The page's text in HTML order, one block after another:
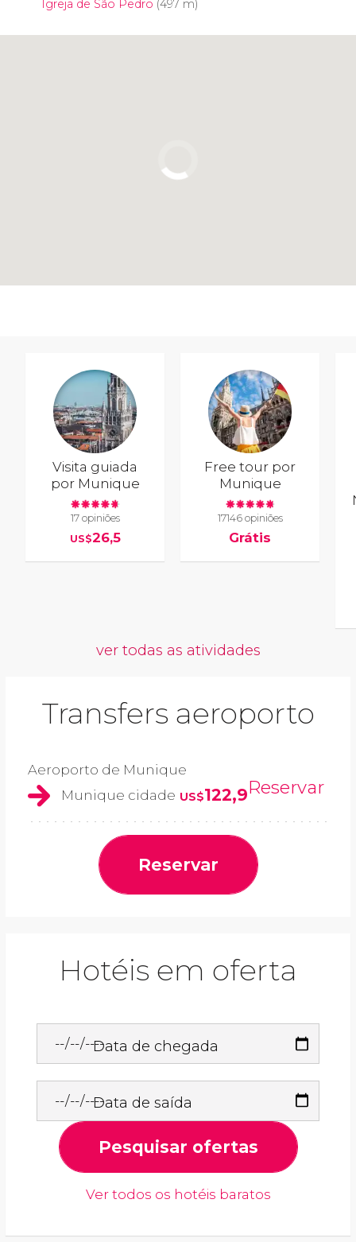
Igreja de São Pedro (497 m)
Visita guiada
por Munique
17 opiniões
US$26,5
Free tour por
Munique
17146 opiniões
Grátis
ver todas as atividades
Transfers aeroporto
Aeroporto de Munique
Munique cidade US$122,9Reservar
Reservar
Hotéis em oferta
Data de chegada
Data de saída
Pesquisar ofertas
Ver todos os hotéis baratos